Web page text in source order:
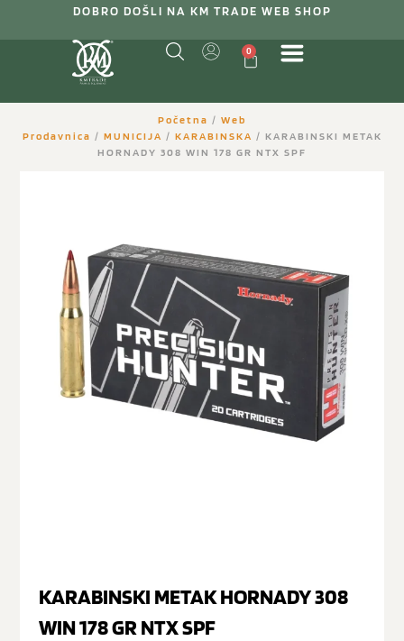
DOBRO DOŠLI NA KM TRADE WEB SHOP
0
Početna / Web
Prodavnica / MUNICIJA / KARABINSKA / KARABINSKI METAK
HORNADY 308 WIN 178 GR NTX SPF
KARABINSKI METAK HORNADY 308
WIN 178 GR NTX SPF